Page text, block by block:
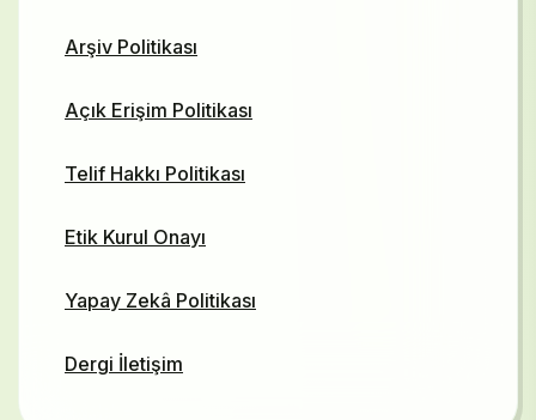
Arşiv Politikası
Açık Erişim Politikası
Telif Hakkı Politikası
Etik Kurul Onayı
Yapay Zekâ Politikası
Dergi İletişim